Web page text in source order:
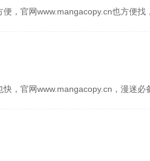
，官网www.mangacopy.cn也方便找
，官网www.mangacopy.cn，漫迷必